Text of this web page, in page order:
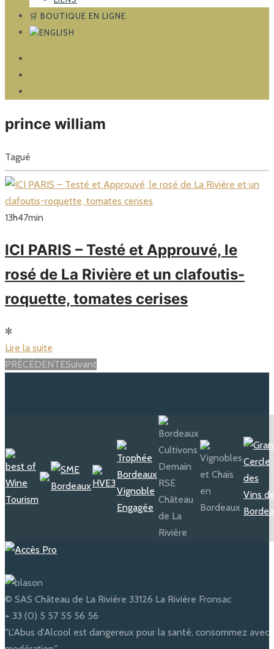
🛒 BOUTIQUE EN LIGNE
prince william
Tagué
13h47min
ICI PARIS – Testé et Approuvé, le
rosé de La Rivière et un clafoutis-
roquette, tomates cerises
✻
Lire la suite
Posts
PRÉCÉDENTESuivant
© SAS Château de La Rivière 33126 La Rivière Fronsac
+ 33 (0) 5 57 55 56 56
"L'Abus d'Alcool est dangereux pour la santé, consommez avec